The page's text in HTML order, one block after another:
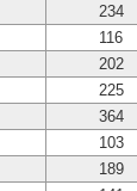
234
116
202
225
364
103
189